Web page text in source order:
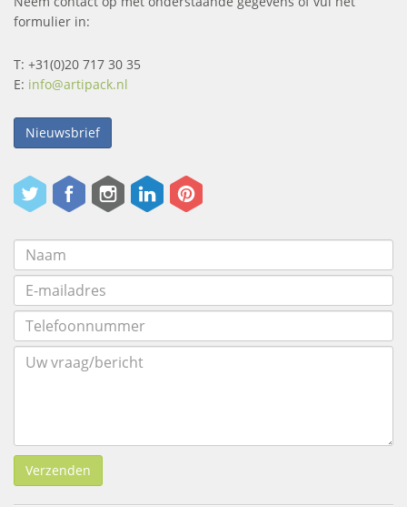
formulier in:
T: +31(0)20 717 30 35
E: info@artipack.nl
Nieuwsbrief
Verzenden